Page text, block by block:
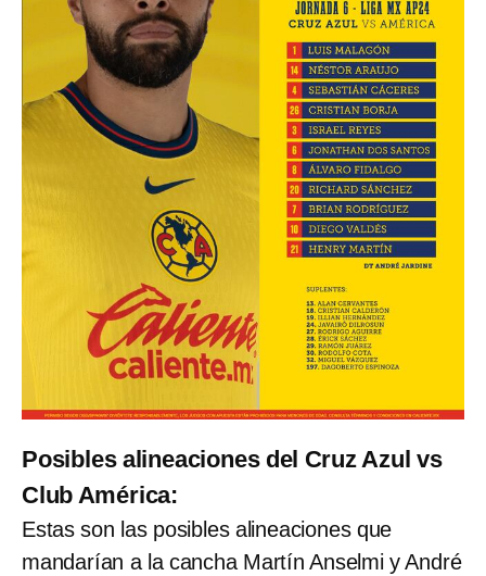
Posibles alineaciones del Cruz Azul vs
Club América:
Estas son las posibles alineaciones que
mandarían a la cancha Martín Anselmi y André